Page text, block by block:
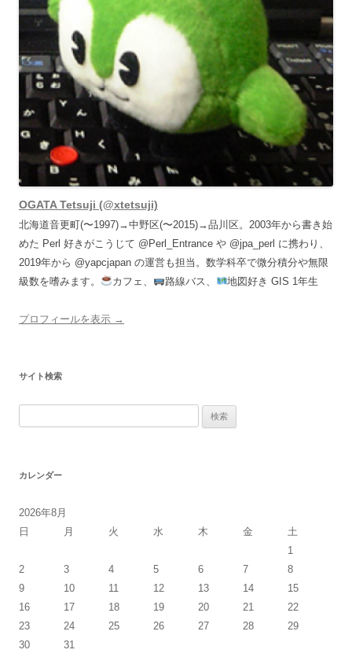
OGATA Tetsuji (@xtetsuji)
北海道音更町(〜1997)→中野区(〜2015)→品川区。2003年から書き始
めた Perl 好きがこうじて @Perl_Entrance や @jpa_perl に携わり、
2019年から @yapcjapan の運営も担当。数学科卒で微分積分や無限
級数を嗜みます。
カフェ、 路線バス、 地図好き GIS 1年生
プロフィールを表示 →
サイト検索
カレンダー
2026年8月
日
月 火 水 木 金
土
1
2
3 4 5 6 7
8
9
10 11 12 13 14
15
16
17 18 19 20 21
22
23
24 25 26 27 28
29
30
31